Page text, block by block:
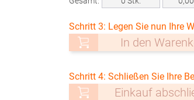
Schritt 3: Legen Sie nun Ihre
In den
Schritt 4: Schließen Sie Ihre
Einkauf